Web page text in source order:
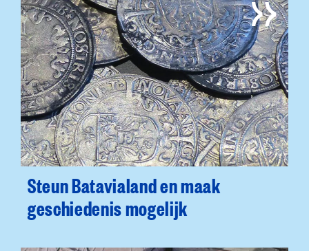
Steun Batavialand en maak
geschiedenis mogelijk